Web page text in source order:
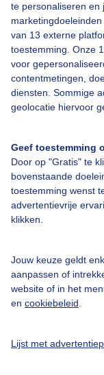
te personaliseren en
van 13 externe
toestemming. Onze
voor
contentmetingen,
diensten. Sommige
geolocatie hiervoor
Geef toestemming
Door op "Gratis" te
bovenstaande
toestemming wenst
advertentievrije
klikken.
Jouw keuze geldt
aanpassen of
website of in het
en cookiebeleid
Lijst met
Over
Bedrijfsgegevens
Veelgestelde
Toegankelijkheid
Adverteren
Cookie beleid
Privacy